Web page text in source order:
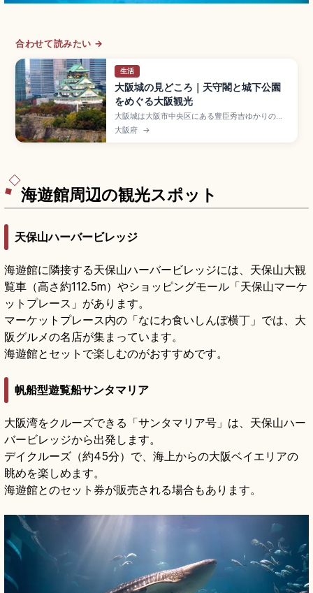
合わせて読みたい →
生活
大阪城の見どころ｜天守閣と城下公園
をめぐる大阪観光
大阪城は大阪市中央区にある豊臣秀吉ゆかりの名
城で、1583年築城・1931年復興の地上55m・5層
8階の天守閣が観光名所。展望台から市内を360
大阪府 →
海遊館周辺の観光スポット
天保山ハーバービレッジ
海遊館に隣接する天保山ハーバービレッジには、天保山大観
覧車（高さ約112.5m）やショッピングモール「天保山マーケ
ットプレース」があります。
マーケットプレース内の「なにわ食いしんぼ横丁」では、大
阪グルメの名店が集まっています。
海遊館とセットで楽しむのがおすすめです。
帆船型遊覧船サンタマリア
大阪湾をクルーズできる「サンタマリア号」は、天保山ハー
バービレッジから出発します。
デイクルーズ（約45分）で、海上からの大阪ベイエリアの
眺めを楽しめます。
海遊館とのセット券が販売される場合もあります。